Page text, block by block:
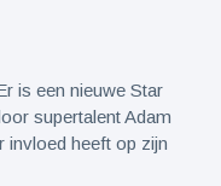
is een nieuwe Star
supertalent Adam
invloed heeft op zijn